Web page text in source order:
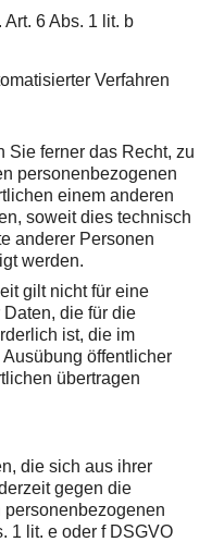
6 Abs. 1 lit. b
Verfahren
Sie ferner das Recht, zu
personenbezogenen
einem anderen
soweit dies technisch
anderer Personen
werden.
gilt nicht für eine
die für die
ist, die im
öffentlicher
übertragen
die sich aus ihrer
gegen die
1 lit. e oder f DSGVO